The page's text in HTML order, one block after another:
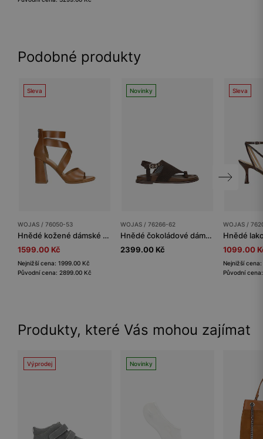
Podobné produkty
Sleva
WOJAS / 76050-53
Hnědé kožené dámské sandály na podpatku v elegantním stylu
1599.00 Kč
Nejnižší cena: 1999.00 Kč
Původní cena: 2899.00 Kč
Novinky
WOJAS / 76266-62
Hnědé čokoládové dámské sandály s ažurovým vzorem
2399.00 Kč
Sleva
WOJAS /
1099.00
Nejnižší
Původní
Produkty, které Vás mohou zajímat
Výprodej Novinky